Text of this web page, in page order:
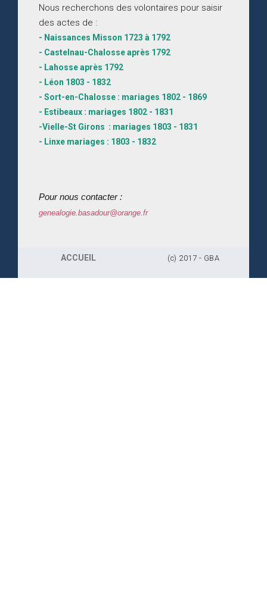
Nous recherchons des volontaires pour saisir
des actes de :
- Naissances Misson 1723 à 1792
- Castelnau-Chalosse après 1792
- Lahosse après 1792
- Léon 1803 - 1832
- Sort-en-Chalosse : mariages 1802 - 1869
- Estibeaux : mariages 1802 - 1831
-Vielle-St Girons : mariages 1803 - 1831
- Linxe mariages : 1803 - 1832
Pour nous contacter :
genealogie.basadour@orange.fr
ACCUEIL (c) 2017 - GBA